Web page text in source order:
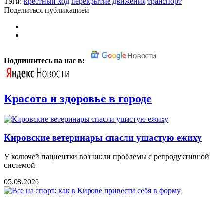
Поделиться публикацией
Подпишитесь на нас в:
Красота и здоровье в городе
Кировские ветеринары спасли ушастую ежиху
У колючей пациентки возникли проблемы с репродуктивной
системой.
05.08.2026